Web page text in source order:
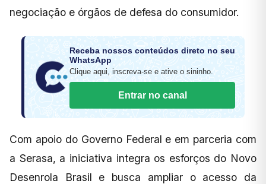
negociação e órgãos de defesa do consumidor.
Receba nossos conteúdos direto no seu
WhatsApp
Clique aqui, inscreva-se e ative o sininho.
Entrar no canal
Com apoio do Governo Federal e em parceria com
a Serasa, a iniciativa integra os esforços do Novo
Desenrola Brasil e busca ampliar o acesso da